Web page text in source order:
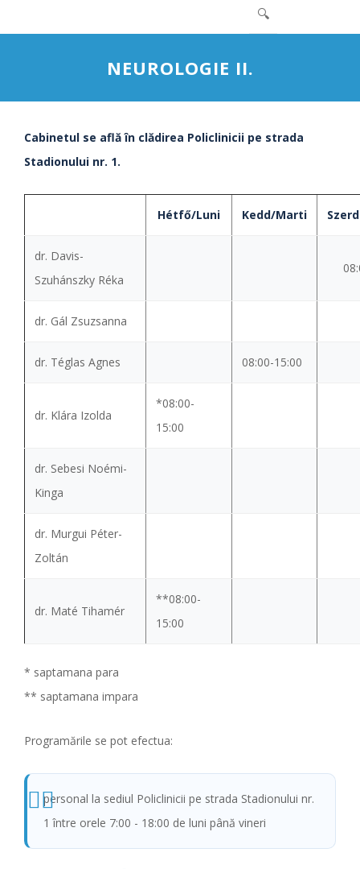
🔍
NEUROLOGIE II.
Cabinetul se află în clădirea Policlinicii pe strada
Stadionului nr. 1.
Hétfő/Luni Kedd/Marti
dr. Davis-
Szuhánszky Réka
dr. Gál Zsuzsanna
dr. Téglas Agnes 08:00-15:00
dr. Klára Izolda
*08:00-
15:00
dr. Sebesi Noémi-
Kinga
dr. Murgui Péter-
Zoltán
dr. Maté Tihamér
**08:00-
15:00
* saptamana para
** saptamana impara
Programările se pot efectua:
personal la sediul Policlinicii pe strada Stadionului nr.
1 între orele 7:00 - 18:00 de luni până vineri